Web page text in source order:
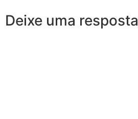
Deixe uma resposta